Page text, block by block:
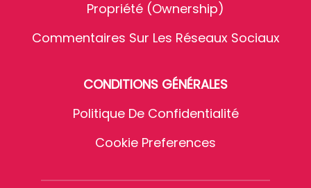
Propriété (Ownership)
Commentaires Sur Les Réseaux Sociaux
CONDITIONS GÉNÉRALES
Politique De Confidentialité
Cookie Preferences